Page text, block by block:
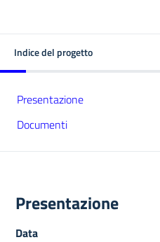
Indice del progetto
Presentazione
Documenti
Presentazione
Data